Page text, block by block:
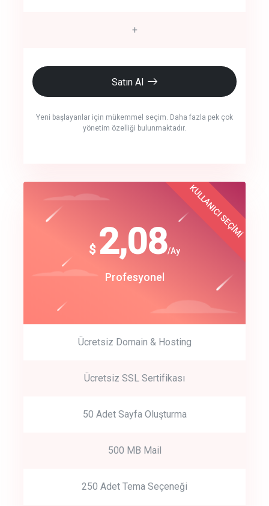
+
Satın Al
Yeni başlayanlar için mükemmel seçim. Daha fazla pek çok
yönetim özelliği bulunmaktadır.
crm auto cync
track energy costs
Get Started
Start by trying our service for 30 days free trial no credit card
$ 2,08/Ay
Profesyonel
KULLANICI SEÇİMİ
Ücretsiz Domain & Hosting
Ücretsiz SSL Sertifikası
50 Adet Sayfa Oluşturma
500 MB Mail
250 Adet Tema Seçeneği
$
180
Start Up
Best Choice